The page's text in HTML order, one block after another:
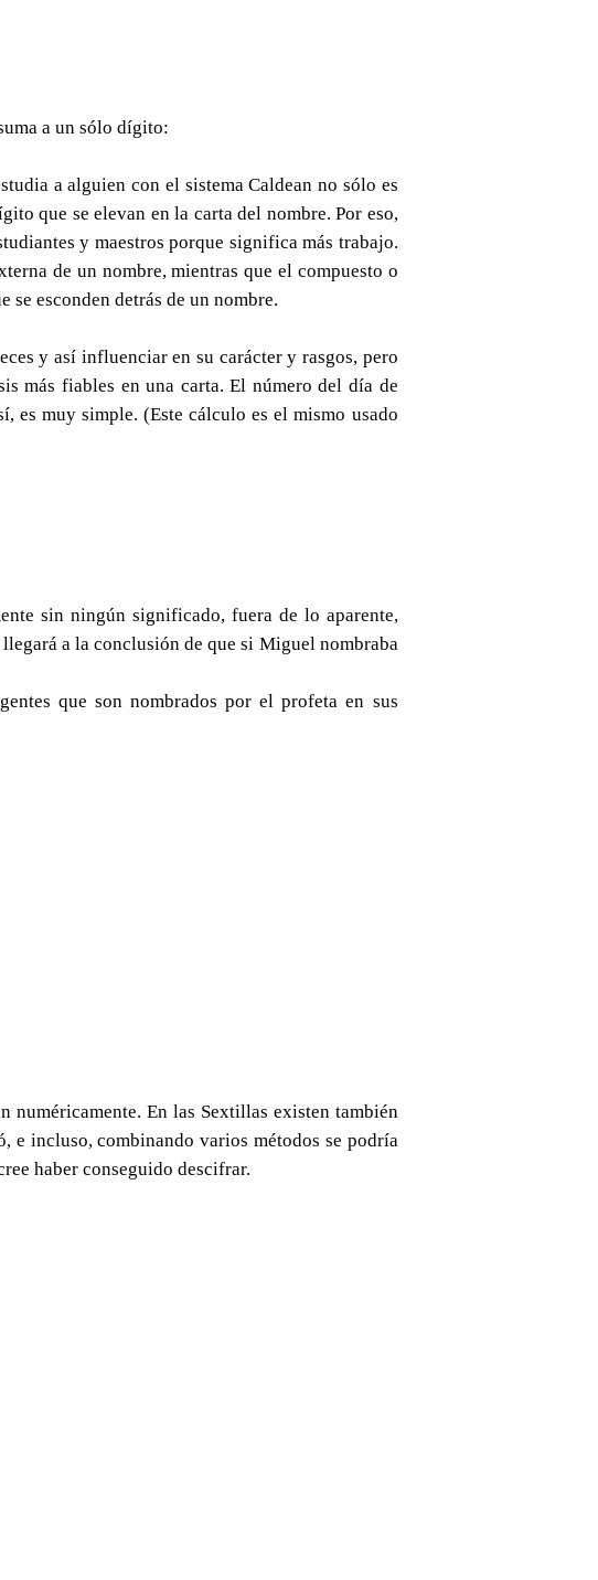
a un sólo dígito:
a alguien con el sistema Caldean no sólo es
que se elevan en la carta del nombre. Por eso,
y maestros porque significa más trabajo.
de un nombre, mientras que el compuesto o
se esconden detrás de un nombre.
y así influenciar en su carácter y rasgos, pero
más fiables en una carta. El número del día de
es muy simple. (Este cálculo es el mismo usado
sin ningún significado, fuera de lo aparente,
a la conclusión de que si Miguel nombraba
que son nombrados por el profeta en sus
numéricamente. En las Sextillas existen también
e incluso, combinando varios métodos se podría
haber conseguido descifrar.